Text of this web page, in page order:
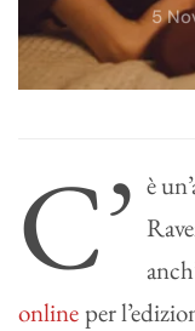
5
C’ è
onlineper